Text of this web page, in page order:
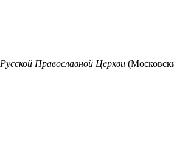
Русской Православной Церкви